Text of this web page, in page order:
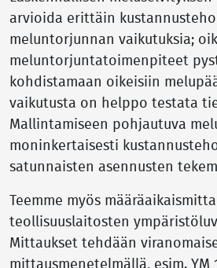
arvioida erittäin
meluntorjunnan vaikutuksia;
meluntorjuntatoimenpiteet
kohdistamaan oikeisiin
vaikutusta on helppo testata
Mallintamiseen pohjautuva
moninkertaisesti
satunnaisten asennusten
Teemme myös
teollisuuslaitosten
Mittaukset tehdään
mittausmenetelmällä, esim. YM